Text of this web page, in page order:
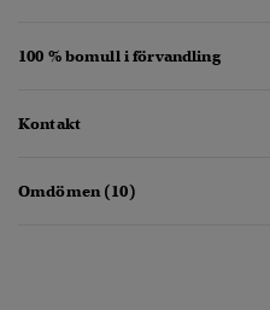
100 % bomull i förvandling
Kontakt
Omdömen (10)